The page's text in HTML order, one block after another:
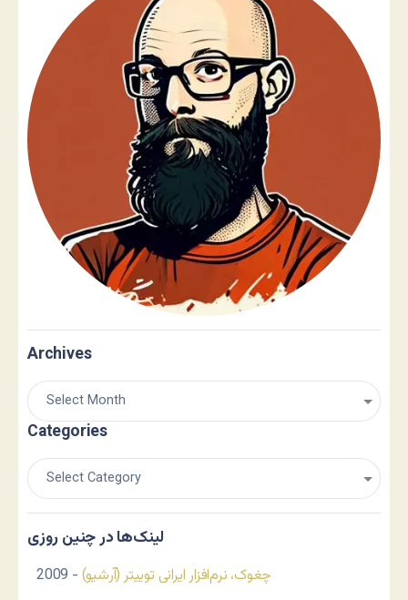
Archives
Categories
لینک‌ها در چنین روزی
چغوک، نرم‌افزار ایرانی توییتر (آرشیو) - 2009